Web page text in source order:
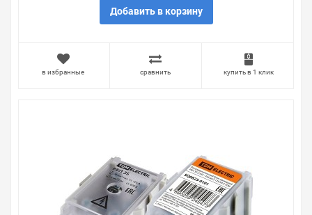
Добавить в корзину
в избранные сравнить купить в 1 клик